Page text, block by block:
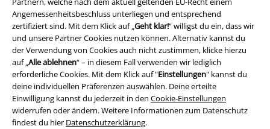
Angemessenheitsbeschluss unterliegen und entsprechend
zertifiziert sind. Mit dem Klick auf „Geht klar!“ willigst du ein, dass wir
und unsere Partner Cookies nutzen können. Alternativ kannst du
der Verwendung von Cookies auch nicht zustimmen, klicke hierzu
auf „Alle ablehnen“ – in diesem Fall verwenden wir lediglich
erforderliche Cookies. Mit dem Klick auf "Einstellungen" kannst du
deine individuellen Präferenzen auswählen. Deine erteilte
Einwilligung kannst du jederzeit in den Cookie-Einstellungen
widerrufen oder ändern. Weitere Informationen zum Datenschutz
findest du hier Datenschutzerklärung.
Rechtliches
AGB
Impressum
Datenschutz
Entsorgung und Umweltschutz